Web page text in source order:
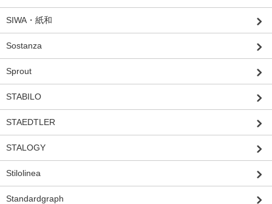
SIWA・紙和
Sostanza
Sprout
STABILO
STAEDTLER
STALOGY
Stilolinea
Standardgraph